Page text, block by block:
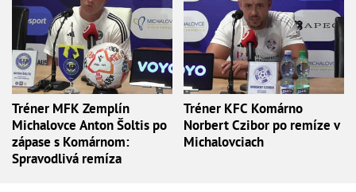
Tréner MFK Zemplín
Michalovce Anton Šoltis po
zápase s Komárnom:
Spravodlivá remíza
Tréner KFC Komárno
Norbert Czibor po remíze v
Michalovciach